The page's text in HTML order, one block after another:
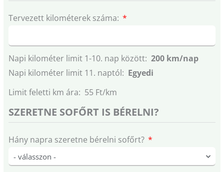
Tervezett kilométerek száma:
Napi kilométer limit 1-10. nap között: 200 km/nap
Napi kilométer limit 11. naptól: Egyedi
Limit feletti km ára: 55 Ft/km
SZERETNE SOFŐRT IS BÉRELNI?
Hány napra szeretne bérelni sofőrt?